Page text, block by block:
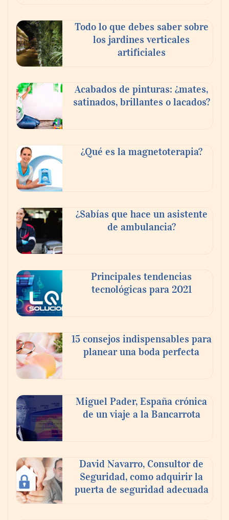
Paso a paso: ¿cómo prepararse para la
transición a la jornada de 40 horas? Guía
InfoBlock
Reforestando con el Corazón regresa a
Sierra de Guadalupe
La cartera vencida hipotecaria aumenta al
doble de velocidad que la cartera sana en
Toro Tapas inaugura su Raw Bar: una
experiencia desde mediodía hasta el
anochecer con cocina abierta
Todo lo que debes saber sobre
los jardines verticales
artificiales
Acabados de pinturas: ¿mates,
satinados, brillantes o lacados?
¿Qué es la magnetoterapia?
¿Sabías que hace un asistente
de ambulancia?
Principales tendencias
tecnológicas para 2021
15 consejos indispensables para
planear una boda perfecta
Miguel Pader, España crónica
de un viaje a la Bancarrota
David Navarro, Consultor de
Seguridad, como adquirir la
puerta de seguridad adecuada